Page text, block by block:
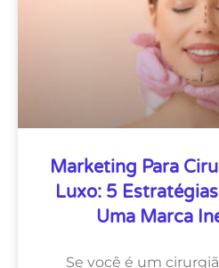
Marketing Para
Luxo: 5
Uma Marca
Se você é um